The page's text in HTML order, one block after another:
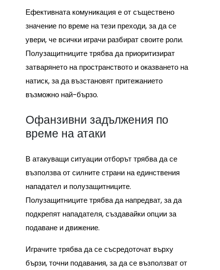
Ефективната комуникация е от съществено
значение по време на тези преходи, за да се
увери, че всички играчи разбират своите роли.
Полузащитниците трябва да приоритизират
затварянето на пространството и оказването на
натиск, за да възстановят притежанието
възможно най-бързо.
Офанзивни задължения по
време на атаки
В атакуващи ситуации отборът трябва да се
възползва от силните страни на единствения
нападател и полузащитниците.
Полузащитниците трябва да напредват, за да
подкрепят нападателя, създавайки опции за
подаване и движение.
Играчите трябва да се съсредоточат върху
бързи, точни подавания, за да се възползват от